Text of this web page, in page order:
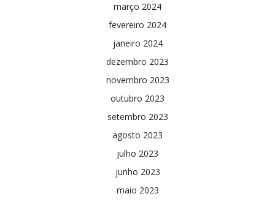
março 2024
fevereiro 2024
janeiro 2024
dezembro 2023
novembro 2023
outubro 2023
setembro 2023
agosto 2023
julho 2023
junho 2023
maio 2023